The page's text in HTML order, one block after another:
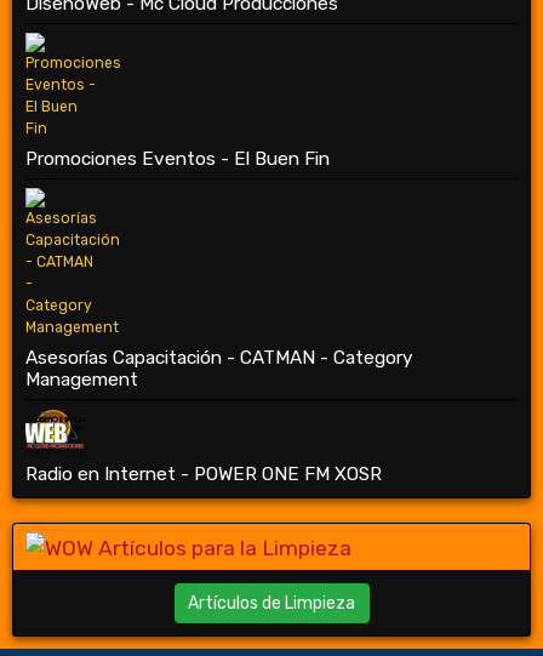
Promociones Eventos - El Buen Fin
Asesorías Capacitación - CATMAN - Category
Management
Radio en Internet - POWER ONE FM XOSR
Artículos de Limpieza